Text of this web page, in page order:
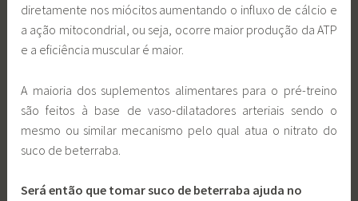
diretamente nos miócitos aumentando o influxo de cálcio e
a ação mitocondrial, ou seja, ocorre maior produção da ATP
e a eficiência muscular é maior.
A maioria dos suplementos alimentares para o pré-treino
são feitos à base de vaso-dilatadores arteriais sendo o
mesmo ou similar mecanismo pelo qual atua o nitrato do
suco de beterraba.
Será então que tomar suco de beterraba ajuda no